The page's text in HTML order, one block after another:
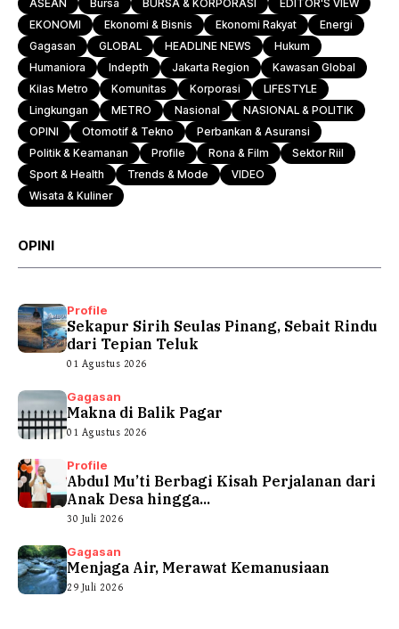
ASEAN Bursa BURSA & KORPORASI
EDITOR'S VIEW
EKONOMI
Ekonomi & Bisnis Ekonomi Rakyat
Energi
Gagasan
GLOBAL HEADLINE NEWS
Hukum
Humaniora
Indepth Jakarta Region
Kawasan Global
Kilas Metro
Komunitas Korporasi
LIFESTYLE
Lingkungan
METRO Nasional
NASIONAL & POLITIK
OPINI
Otomotif & Tekno
Perbankan & Asuransi
Politik & Keamanan
Profile Rona & Film
Sektor Riil
Sport & Health
Trends & Mode
VIDEO
Wisata & Kuliner
OPINI
Profile
Sekapur Sirih Seulas Pinang, Sebait Rindu
dari Tepian Teluk
01 Agustus 2026
Gagasan
Makna di Balik Pagar
01 Agustus 2026
Profile
Abdul Mu’ti Berbagi Kisah Perjalanan dari
Anak Desa hingga...
30 Juli 2026
Gagasan
Menjaga Air, Merawat Kemanusiaan
29 Juli 2026